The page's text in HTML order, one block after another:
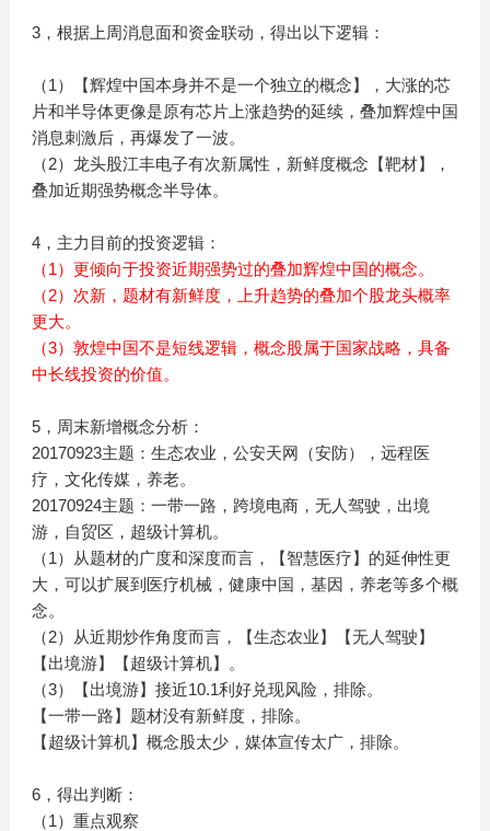
3，根据上周消息面和资金联动，得出以下逻辑：
（1）【辉煌中国本身并不是一个独立的概念】，大涨的芯
片和半导体更像是原有芯片上涨趋势的延续，叠加辉煌中国
消息刺激后，再爆发了一波。
（2）龙头股江丰电子有次新属性，新鲜度概念【靶材】，
叠加近期强势概念半导体。
4，主力目前的投资逻辑：
（1）更倾向于投资近期强势过的叠加辉煌中国的概念。
（2）次新，题材有新鲜度，上升趋势的叠加个股龙头概率
更大。
（3）敦煌中国不是短线逻辑，概念股属于国家战略，具备
中长线投资的价值。
5，周末新增概念分析：
20170923主题：生态农业，公安天网（安防），远程医
疗，文化传媒，养老。
20170924主题：一带一路，跨境电商，无人驾驶，出境
游，自贸区，超级计算机。
（1）从题材的广度和深度而言，【智慧医疗】的延伸性更
大，可以扩展到医疗机械，健康中国，基因，养老等多个概
念。
（2）从近期炒作角度而言，【生态农业】【无人驾驶】
【出境游】【超级计算机】。
（3）【出境游】接近10.1利好兑现风险，排除。
【一带一路】题材没有新鲜度，排除。
【超级计算机】概念股太少，媒体宣传太广，排除。
6，得出判断：
（1）重点观察